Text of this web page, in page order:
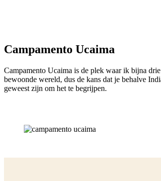
Campamento Ucaima
Campamento Ucaima is de plek waar ik bijna
bewoonde wereld, dus de kans dat je behalve
geweest zijn om het te begrijpen.